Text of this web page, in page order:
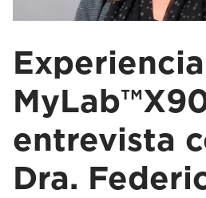
entrevista
Dra.